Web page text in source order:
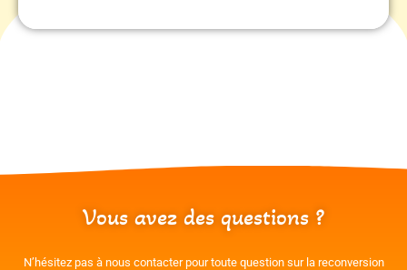
Vous avez des questions ?
N’hésitez pas à nous contacter pour toute question sur la reconversion